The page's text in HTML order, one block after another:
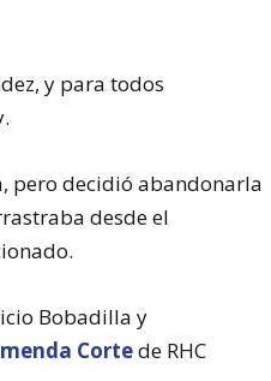
y para todos
pero decidió abandonarla
desde el
Bobadilla y
Cortede RHC